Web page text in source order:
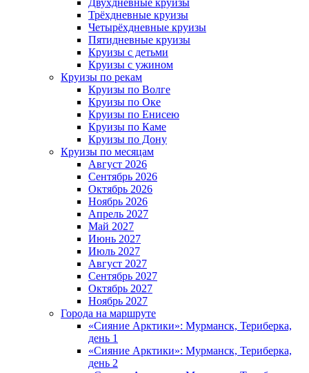
Двухдневные круизы
Трёхдневные круизы
Четырёхдневные круизы
Пятидневные круизы
Круизы с детьми
Круизы с ужином
Круизы по рекам
Круизы по Волге
Круизы по Оке
Круизы по Енисею
Круизы по Каме
Круизы по Дону
Круизы по месяцам
Август 2026
Сентябрь 2026
Октябрь 2026
Ноябрь 2026
Апрель 2027
Май 2027
Июнь 2027
Июль 2027
Август 2027
Сентябрь 2027
Октябрь 2027
Ноябрь 2027
Города на маршруте
«Сияние Арктики»: Мурманск, Териберка,
день 1
«Сияние Арктики»: Мурманск, Териберка,
день 2